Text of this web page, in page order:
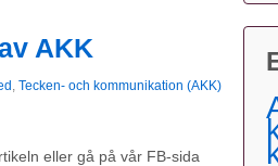
AKK
, Tecken- och kommunikation (AKK)
eller gå på vår FB-sida